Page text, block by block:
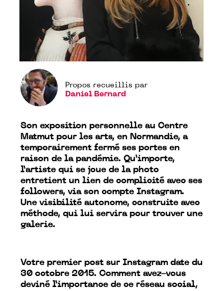
Propos recueillis par
Daniel Bernard
Son exposition personnelle au Centre
Matmut pour les arts, en Normandie, a
temporairement fermé ses portes en
raison de la pandémie. Qu’importe,
l’artiste qui se joue de la photo
entretient un lien de complicité avec ses
followers, via son compte Instagram.
Une visibilité autonome, construite avec
méthode, qui lui servira pour trouver une
galerie.
Votre premier post sur Instagram date du
30 octobre 2015. Comment avez-vous
deviné l’importance de ce réseau social,